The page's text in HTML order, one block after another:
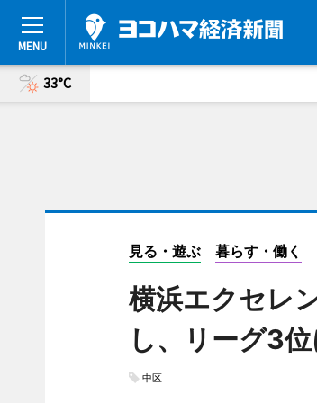
33°C
見る・遊ぶ 暮らす・働く
横浜エクセレ
し、リーグ3
中区